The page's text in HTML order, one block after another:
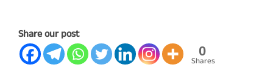
Share our post
0
Shares